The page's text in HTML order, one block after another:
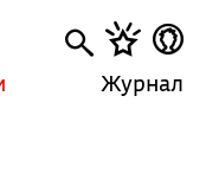
Журнал